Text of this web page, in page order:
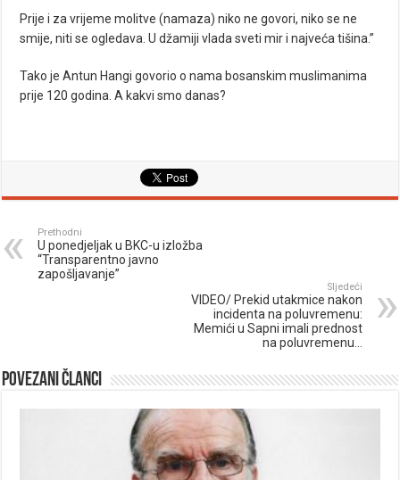
Prije i za vrijeme molitve (namaza) niko ne govori, niko se ne
smije, niti se ogledava. U džamiji vlada sveti mir i najveća tišina.”
Tako je Antun Hangi govorio o nama bosanskim muslimanima
prije 120 godina. A kakvi smo danas?
Prethodni
U ponedjeljak u BKC-u izložba
“Transparentno javno
zapošljavanje”
Sljedeći
VIDEO/ Prekid utakmice nakon
incidenta na poluvremenu:
Memići u Sapni imali prednost
na poluvremenu…
Povezani članci